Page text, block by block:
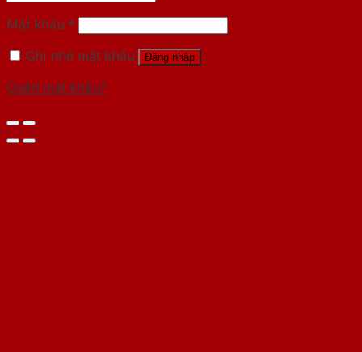
Mật khẩu *
Ghi nhớ mật khẩu
Đăng nhập
Quên mật khẩu?